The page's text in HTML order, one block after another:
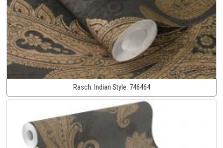
Rasch: Indian Style: 746464